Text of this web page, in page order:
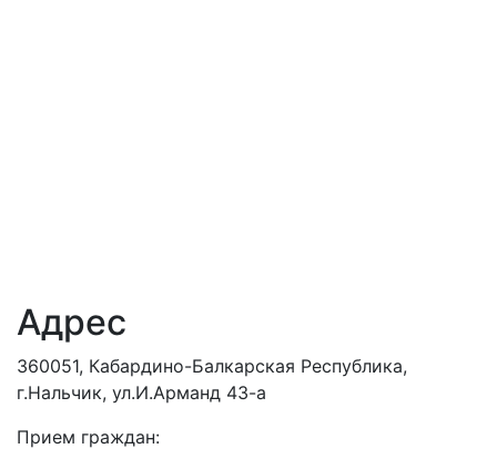
Адрес
360051, Кабардино-Балкарская Республика,
г.Нальчик, ул.И.Арманд 43-а
Прием граждан: